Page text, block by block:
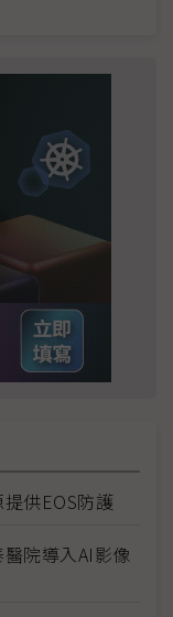
供EOS防護
院導入AI影像